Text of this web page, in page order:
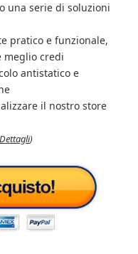
una serie di soluzioni
pratico e funzionale,
meglio credi
antistatico e
il nostro store
Dettagli)